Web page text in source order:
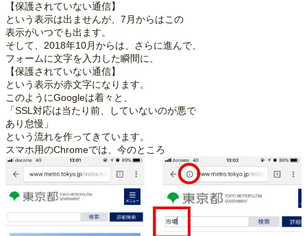
【保護されていない通信】
という表示は出ませんが、7月からはこの
表示がいつでも出ます。
そして、2018年10月からは、さらに進んで、
フォームに文字を入力した瞬間に、
【保護されていない通信】
という表示が赤文字になります。
このようにGoogleは着々と、
「SSL対応は当たり前、していないのが悪で
あり怠慢」
という流れを作ってきています。
スマホ用のChromeでは、今のところ